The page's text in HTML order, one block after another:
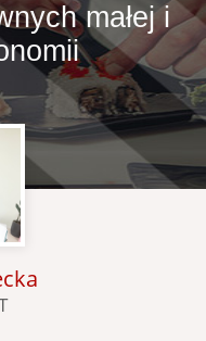
małej i